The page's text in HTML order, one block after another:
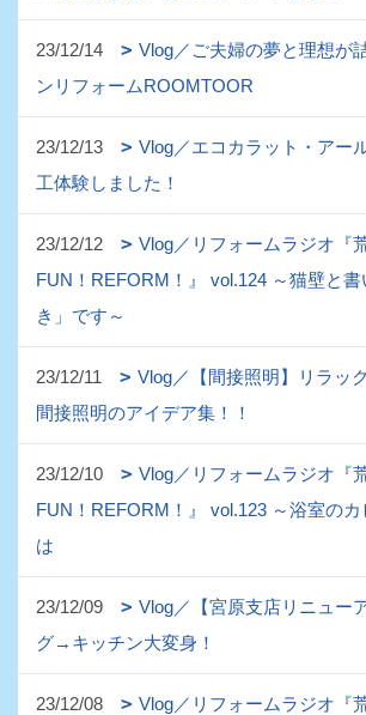
23/12/14
Vlog／ご夫婦の夢と理想が
ンリフォームROOMTOOR
23/12/13
Vlog／エコカラット・アー
工体験しました！
23/12/12
Vlog／リフォームラジオ『
FUN！REFORM！』 vol.124 ～猫壁と
き」です～
23/12/11
Vlog／【間接照明】リラッ
間接照明のアイデア集！！
23/12/10
Vlog／リフォームラジオ『
FUN！REFORM！』 vol.123 ～浴室のカ
は
23/12/09
Vlog／【宮原支店リニュー
グ→キッチン大変身！
23/12/08
Vlog／リフォームラジオ『